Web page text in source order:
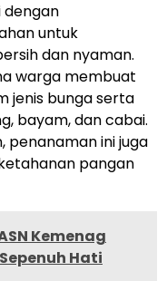
dengan
untuk
dan nyaman.
warga membuat
jenis bunga serta
bayam, dan cabai.
penanaman ini juga
pangan
Kemenag
Hati